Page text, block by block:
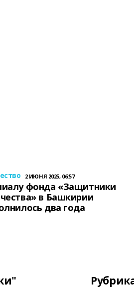
2 ИЮНЯ 2025, 06:57
фонда «Защитники
в Башкирии
два года